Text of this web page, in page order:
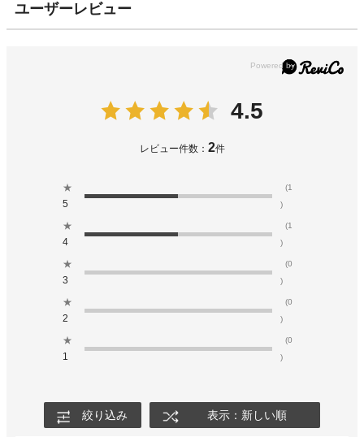
ユーザーレビュー
4.5
レビュー件数： 2件
★
5
(1
)
★
4
(1
)
★
3
(0
)
★
2
(0
)
★
1
(0
)
絞り込み 表示：新しい順